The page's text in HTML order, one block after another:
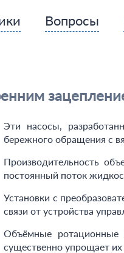
Вопросы
Эти насосы,
бережного обращения с
Производительность
постоянный поток
Установки с
связи от устройства
Объёмные ротационные
существенно упрощает